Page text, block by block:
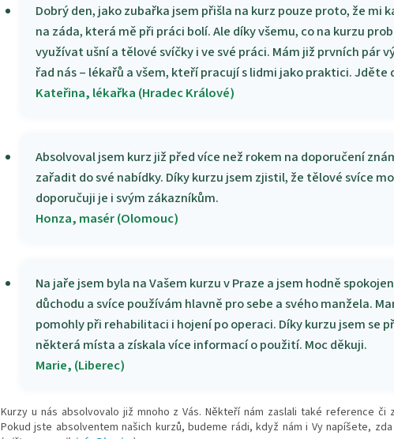
Dobrý den, jako zubařka jsem přišla na kurz pouze proto, že mi
na záda, která mě při práci bolí. Ale díky všemu, co na kurzu
využívat ušní a tělové svíčky i ve své práci. Mám již prvních pár
řad nás – lékařů a všem, kteří pracují s lidmi jako praktici. Jděte
Kateřina, lékařka (Hradec Králové)
Absolvoval jsem kurz již před více než rokem na doporučení
zařadit do své nabídky. Díky kurzu jsem zjistil, že tělové svíce
doporučuji je i svým zákazníkům.
Honza, masér (Olomouc)
Na jaře jsem byla na Vašem kurzu v Praze a jsem hodně
důchodu a svíce používám hlavně pro sebe a svého manžela.
pomohly při rehabilitaci i hojení po operaci. Díky kurzu jsem se
některá místa a získala více informací o použití. Moc děkuji.
Marie, (Liberec)
Kurzy u nás absolvovalo již mnoho z Vás. Někteří nám zaslali také reference
Pokud jste absolventem našich kurzů, budeme rádi, když nám i Vy napíšete,